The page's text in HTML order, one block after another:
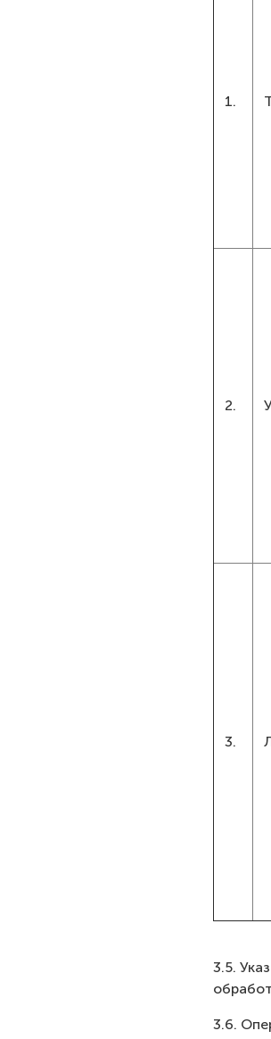
1.
2.
3.
3.5.
3.6.